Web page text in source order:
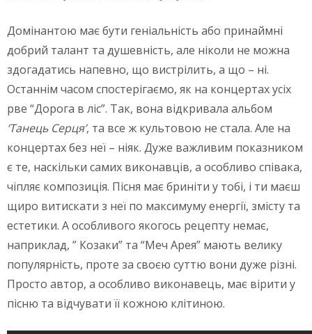
Домінантою має бути геніальність або принаймні
добрий талант та душевність, але ніколи не можна
здогадатись напевно, що вистрілить, а що – ні.
Останнім часом спостерігаємо, як на концертах усіх
рве “Дорога в ліс”. Так, вона відкривала альбом
‘Танець Серця’, та все ж культовою не стала. Але на
концертах без неї – ніяк. Дуже важливим показником
є те, наскільки самих виконавців, а особливо співака,
чіпляє композиція. Пісня має бриніти у тобі, і ти маєш
щиро витискати з неї по максимуму енергії, змісту та
естетики. А особливого якогось рецепту немає,
наприклад, ” Козаки” та “Меч Арея” мають велику
популярність, проте за своєю суттю вони дуже різні.
Просто автор, а особливо виконавець, має вірити у
пісню та відчувати її кожною клітиною.